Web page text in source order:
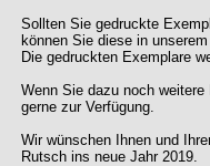
Sollten Sie gedruckte
können Sie diese in unserem
Die gedruckten Exemplare
Wenn Sie dazu noch
gerne zur Verfügung.
Wir wünschen Ihnen und
Rutsch ins neue Jahr 2019.